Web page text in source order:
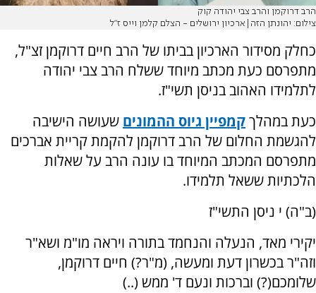
הרב דרוקמן והרב צבי יהודה קוק
צילום: יהונתן הזה|ארכיון ירושלים - הצלם קלמן וייס ז"ל
כחלק מסידור הארכיון בביתו של הרב חיים דרוקמן זצ"ל,
מתפרסם כעת מכתב מיוחד ששלח הרב צבי יהודה
לתלמידו האהוב בניסן תשי"ז.
כעת במהלךקמפיין גיוס ההמונים שעושה הישיבה
להגשמת החלום של הרב דרוקמן להקמת קריית אברכים
מתפרסם המכתב המיוחד בו עונה הרב על שאלות
הלכתיות ששאל תלמידו.
(ב"ה) י ניסן התשי"ז
יקירי מאד, הנעלה והנחמד בתורה ויראה מו"מ ושא"ר
וזה"ר בכשרון דעת ומעשה, (מ"ר?) חיים דרוקמן,
שלומכם(?) וברכות ונעם ד' ממש (..)